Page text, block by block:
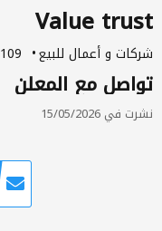
Value trust
شركات و أعمال للبيع 109 الآراء
تواصل مع المعلن
نشرت في 15/05/2026